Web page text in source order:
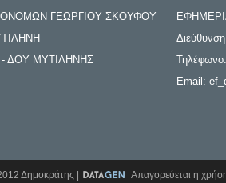
ΓΕΩΡΓΙΟΥ ΣΚΟΥΦΟΥ
- ΔΟΥ ΜΥΤΙΛΗΝΗΣ
Email:
Δημοκράτης | Απαγορεύεται η